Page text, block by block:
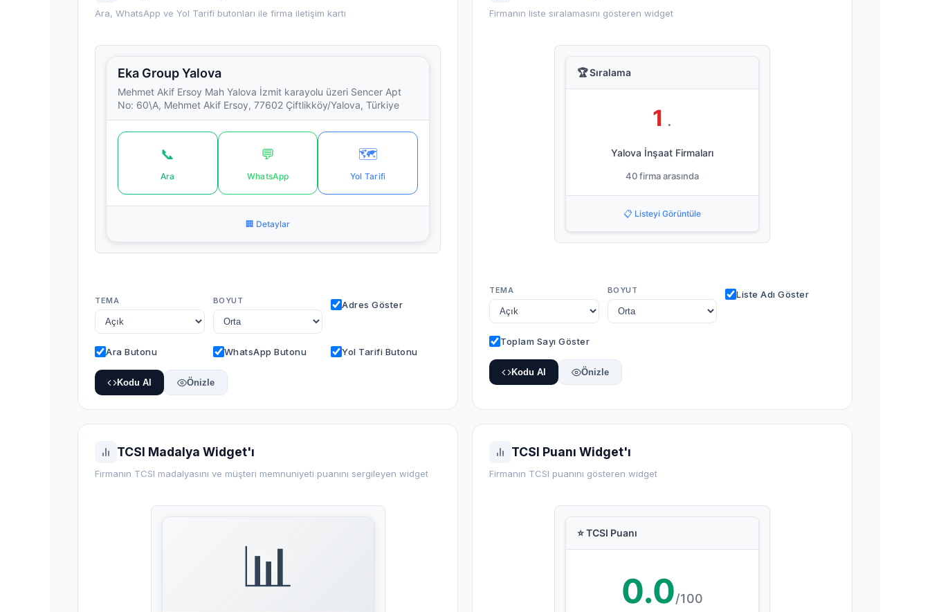
Ara, WhatsApp ve Yol Tarifi butonları ile firma iletişim kartı
Eka Group Yalova
Mehmet Akif Ersoy Mah Yalova İzmit karayolu üzeri Sencer Apt
No: 60\A, Mehmet Akif Ersoy, 77602 Çiftlikköy/Yalova, Türkiye
📞
Ara
💬
WhatsApp
🗺️
Yol Tarifi
🏢 Detaylar
TEMA BOYUT Adres Göster
Ara Butonu WhatsApp Butonu Yol Tarifi Butonu
Kodu Al Önizle
Firmanın liste sıralamasını gösteren widget
🏆 Sıralama
1 .
Yalova İnşaat Firmaları
40 firma arasında
📋 Listeyi Görüntüle
TEMA BOYUT Liste Adı Göster
Toplam Sayı Göster
Kodu Al Önizle
TCSI Madalya Widget'ı
Firmanın TCSI madalyasını ve müşteri memnuniyeti puanını sergileyen widget
📊
TCSI Puanı Widget'ı
Firmanın TCSI puanını gösteren widget
⭐ TCSI Puanı
0.0/100